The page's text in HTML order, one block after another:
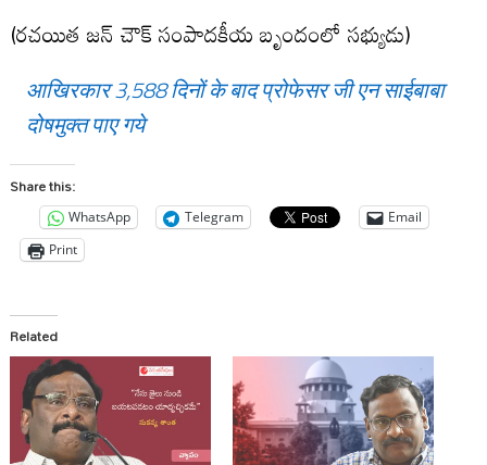
(రచయిత జన్ చౌక్ సంపాదకీయ బృందంలో సభ్యుడు)
आखिरकार 3,588 दिनों के बाद प्रोफेसर जी एन साईबाबा
दोषमुक्त पाए गये
Share this:
WhatsApp Telegram
Email
Print
Related